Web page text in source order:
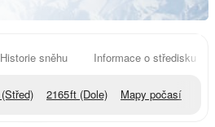
Historie sněhu Informace o středisku
(Střed) 2165ft (Dole) Mapy počasí